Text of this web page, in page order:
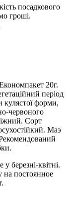
посадкового
гроші.
20г.
період
кулястої форми,
червоного
Сорт
Маэ
березні-квітні.
на постоянное